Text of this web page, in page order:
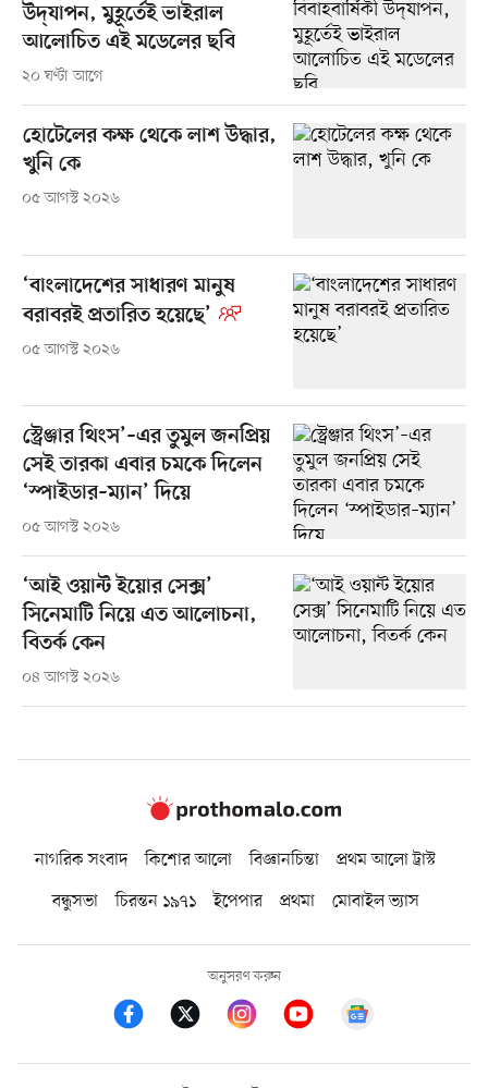
উদ্‌যাপন, মুহূর্তেই ভাইরাল
আলোচিত এই মডেলের ছবি
২০ ঘণ্টা আগে
হোটেলের কক্ষ থেকে লাশ উদ্ধার,
খুনি কে
০৫ আগস্ট ২০২৬
‘বাংলাদেশের সাধারণ মানুষ
বরাবরই প্রতারিত হয়েছে’
০৫ আগস্ট ২০২৬
স্ট্রেঞ্জার থিংস’–এর তুমুল জনপ্রিয়
সেই তারকা এবার চমকে দিলেন
‘স্পাইডার–ম্যান’ দিয়ে
০৫ আগস্ট ২০২৬
‘আই ওয়ান্ট ইয়োর সেক্স’
সিনেমাটি নিয়ে এত আলোচনা,
বিতর্ক কেন
০৪ আগস্ট ২০২৬
নাগরিক সংবাদ কিশোর আলো বিজ্ঞানচিন্তা
প্রথম আলো ট্রাস্ট
বন্ধুসভা
চিরন্তন ১৯৭১ ইপেপার প্রথমা মোবাইল ভ্যাস
অনুসরণ করুন